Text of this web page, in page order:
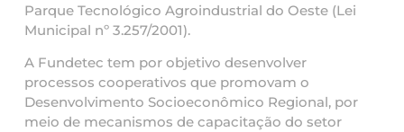
Parque Tecnológico Agroindustrial do Oeste (Lei
Municipal nº 3.257/2001).
A Fundetec tem por objetivo desenvolver
processos cooperativos que promovam o
Desenvolvimento Socioeconômico Regional, por
meio de mecanismos de capacitação do setor